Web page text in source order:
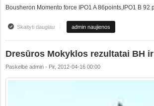
Bousheron Momento force IPO1 A 86points,IPO1 B 92
Skaityti daugiauapie Training school results
admin naujienos
Dresūros Mokyklos rezultatai BH
Paskelbė admin - Pir, 2012-04-16 00:00